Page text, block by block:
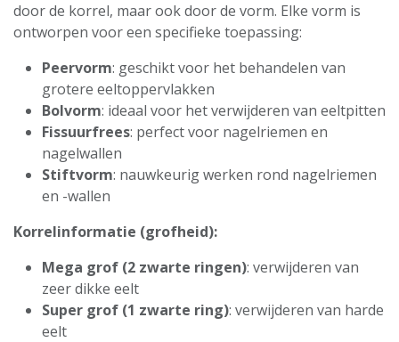
door de korrel, maar ook door de vorm. Elke vorm is
ontworpen voor een specifieke toepassing:
Peervorm: geschikt voor het behandelen van
grotere eeltoppervlakken
Bolvorm: ideaal voor het verwijderen van eeltpitten
Fissuurfrees: perfect voor nagelriemen en
nagelwallen
Stiftvorm: nauwkeurig werken rond nagelriemen
en -wallen
Korrelinformatie (grofheid):
Mega grof (2 zwarte ringen): verwijderen van
zeer dikke eelt
Super grof (1 zwarte ring): verwijderen van harde
eelt